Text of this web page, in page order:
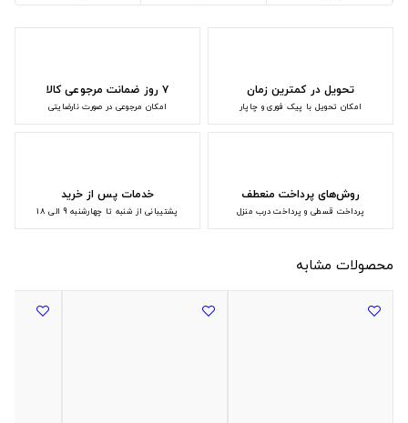
تحویل در کمترین زمان
امکان تحویل با پیک فوری و چاپار
۷ روز ضمانت مرجوعی کالا
امکان مرجوعی در صورت نارضایتی
روش‌های پرداخت منعطف
پرداخت قسطی و پرداخت درب منزل
خدمات پس از خرید
پشتیبانی از شنبه تا چهارشنبه 9 الی 18
محصولات مشابه